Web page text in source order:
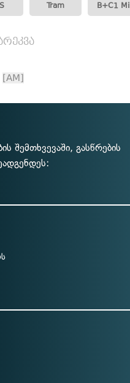
Tram B+C1 Mil
[AM]
შემთხვევაში, გასწრების